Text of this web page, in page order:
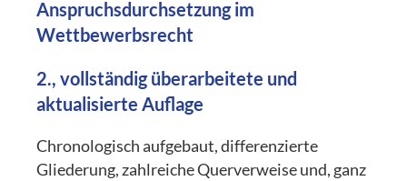
Anspruchsdurchsetzung im
Wettbewerbsrecht
2., vollständig überarbeitete und
aktualisierte Auflage
Chronologisch aufgebaut, differenzierte
Gliederung, zahlreiche Querverweise und, ganz